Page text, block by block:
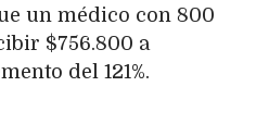
un médico con 800
$756.800 a
del 121%.